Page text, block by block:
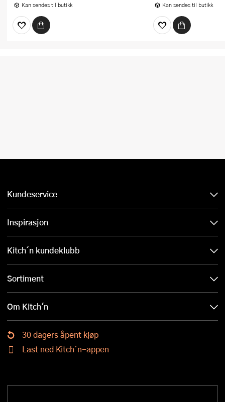
Kan sendes til butikk
Kan sendes til butikk
Kundeservice
Inspirasjon
Kitch´n kundeklubb
Sortiment
Om Kitch'n
30 dagers åpent kjøp
Last ned Kitch´n-appen